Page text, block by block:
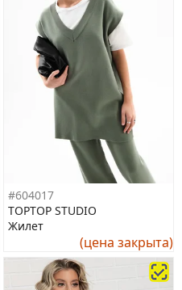
#604017
TOPTOP STUDIO
Жилет
(цена закрыта)